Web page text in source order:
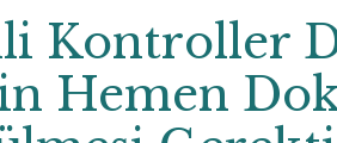
Kontroller
Hemen